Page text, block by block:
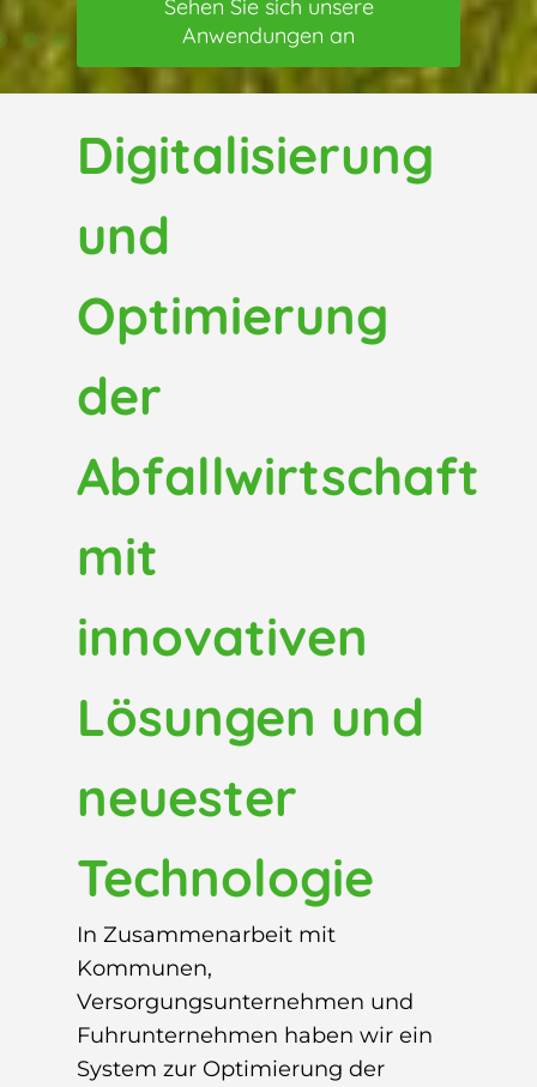
Sehen Sie unsere News
Digitalisierung
und
Optimierung
der
Abfallwirtschaft
mit
innovativen
Lösungen und
neuester
Technologie
In Zusammenarbeit mit
Kommunen,
Versorgungsunternehmen und
Fuhrunternehmen haben wir ein
System zur Optimierung der